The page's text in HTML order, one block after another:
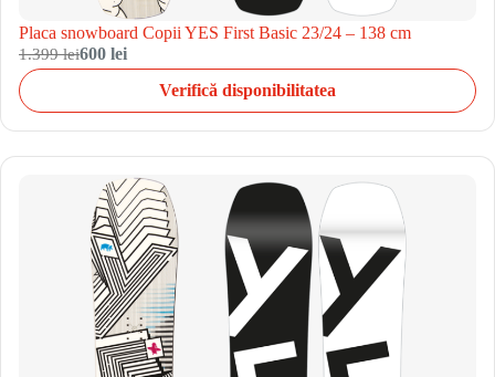
Placa snowboard Copii YES First Basic 23/24 – 138 cm
1.399 lei600 lei
Verifică disponibilitatea